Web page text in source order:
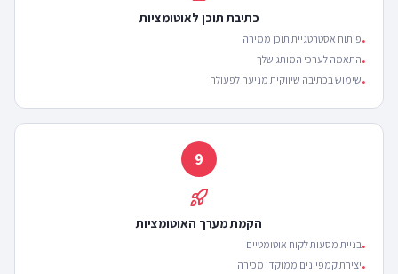
כתיבת תוכן לאוטומציות
•פיתוח אסטרטגיית תוכן ממירה
•התאמה לערכי המותג שלך
•שימוש בכתיבה שיווקית מניעה לפעולה
9
הקמת מערך האוטומציות
•בניית מסעות לקוח אוטומטיים
•יצירת קמפיינים ממוקדי מכירה